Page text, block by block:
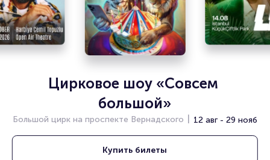
Организаторам
Цирковое шоу «Совсем
большой»
Большой цирк на проспекте Вернадского 12 авг - 29 нояб
Купить билеты